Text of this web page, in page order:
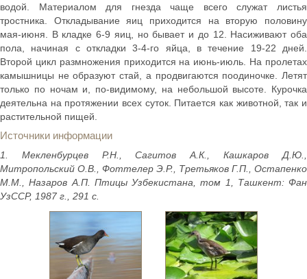
водой. Материалом для гнезда чаще всего служат листья
тростника. Откладывание яиц приходится на вторую половину
мая-июня. В кладке 6-9 яиц, но бывает и до 12. Насиживают оба
пола, начиная с откладки 3-4-го яйца, в течение 19-22 дней.
Второй цикл размножения приходится на июнь-июль. На пролетах
камышницы не образуют стай, а продвигаются поодиночке. Летят
только по ночам и, по-видимому, на небольшой высоте. Курочка
деятельна на протяжении всех суток. Питается как животной, так и
растительной пищей.
Источники информации
1. Мекленбурцев Р.Н., Сагитов А.К., Кашкаров Д.Ю.,
Митропольский О.В., Фоттелер Э.Р., Третьяков Г.П., Остапенко
М.М., Назаров А.П. Птицы Узбекистана, том 1, Ташкент: Фан
УзССР, 1987 г., 291 с.